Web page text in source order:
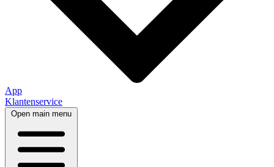
App
Klantenservice
Open main menu